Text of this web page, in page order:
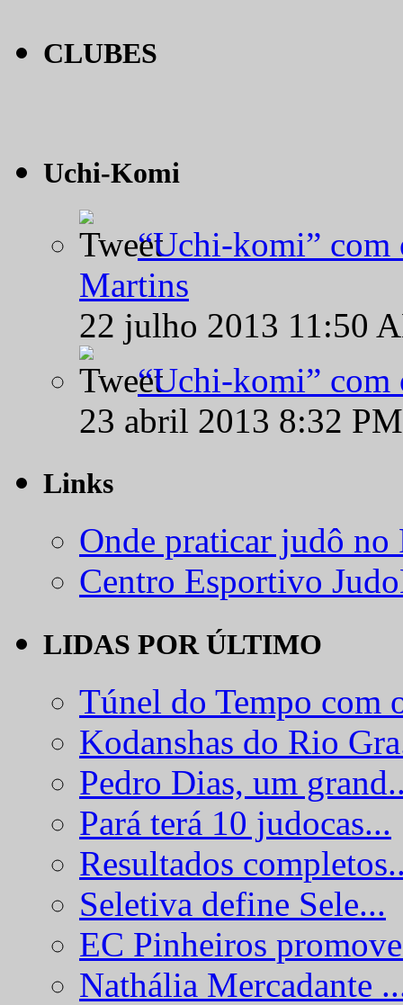
CLUBES
Uchi-Komi
“Uchi-komi” com
Martins
22 julho 2013 11:50
“Uchi-komi” com
23 abril 2013 8:32
Links
Onde praticar judô
Centro Esportivo
LIDAS POR ÚLTIMO
Túnel do Tempo com
Kodanshas do Rio
Pedro Dias, um
Pará terá 10 judocas...
Resultados
Seletiva define Sele...
EC Pinheiros
Nathália Mercadante